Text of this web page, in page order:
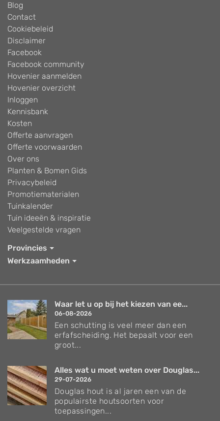
Blog
Contact
Cookiebeleid
Disclaimer
Facebook
Facebook community
Hovenier aanmelden
Hovenier overzicht
Inloggen
Kennisbank
Kosten
Offerte aanvragen
Offerte voorwaarden
Over ons
Planten & Bomen Gids
Privacybeleid
Promotiematerialen
Tuinkalender
Tuin ideeën & inspiratie
Veelgestelde vragen
Provincies
Werkzaamheden
Waar let u op bij het kiezen van ee...
06-08-2026
Een schutting is veel meer dan een
erfafscheiding. Het bepaalt voor een
groot...
Alles wat u moet weten over Douglas...
29-07-2026
Douglas hout is al jaren een van de
populairste houtsoorten voor
toepassingen...